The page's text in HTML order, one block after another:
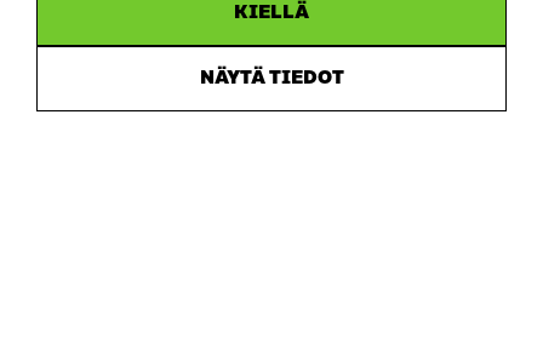
KIELLÄ
NÄYTÄ TIEDOT
ikkunassaInstagram